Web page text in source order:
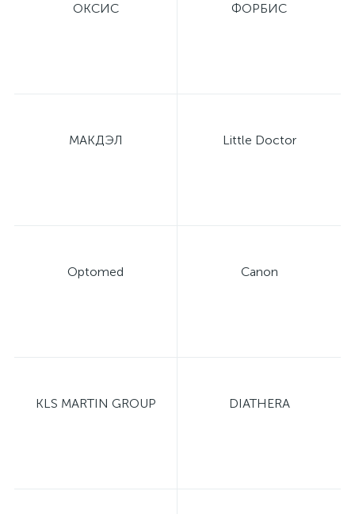
ОКСИС ФОРБИС
МАКДЭЛ Little Doctor
Optomed Canon
KLS MARTIN GROUP DIATHERA